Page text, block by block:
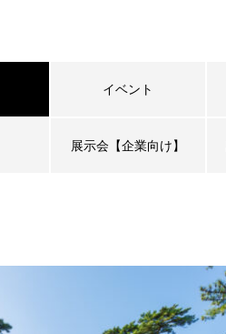
イベント
展示会【企業向け】